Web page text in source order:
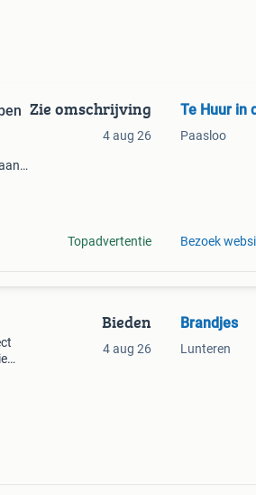
Zie omschrijving
4 aug 26
Topadvertentie
Te Huur in
Paasloo
Bezoek
Bieden
4 aug 26
Brandjes
Lunteren